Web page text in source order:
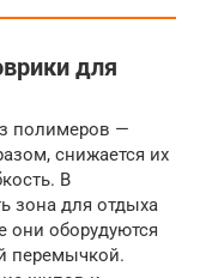
для
полимеров —
снижается их
В
зона для отдыха
они оборудуются
перемычкой.